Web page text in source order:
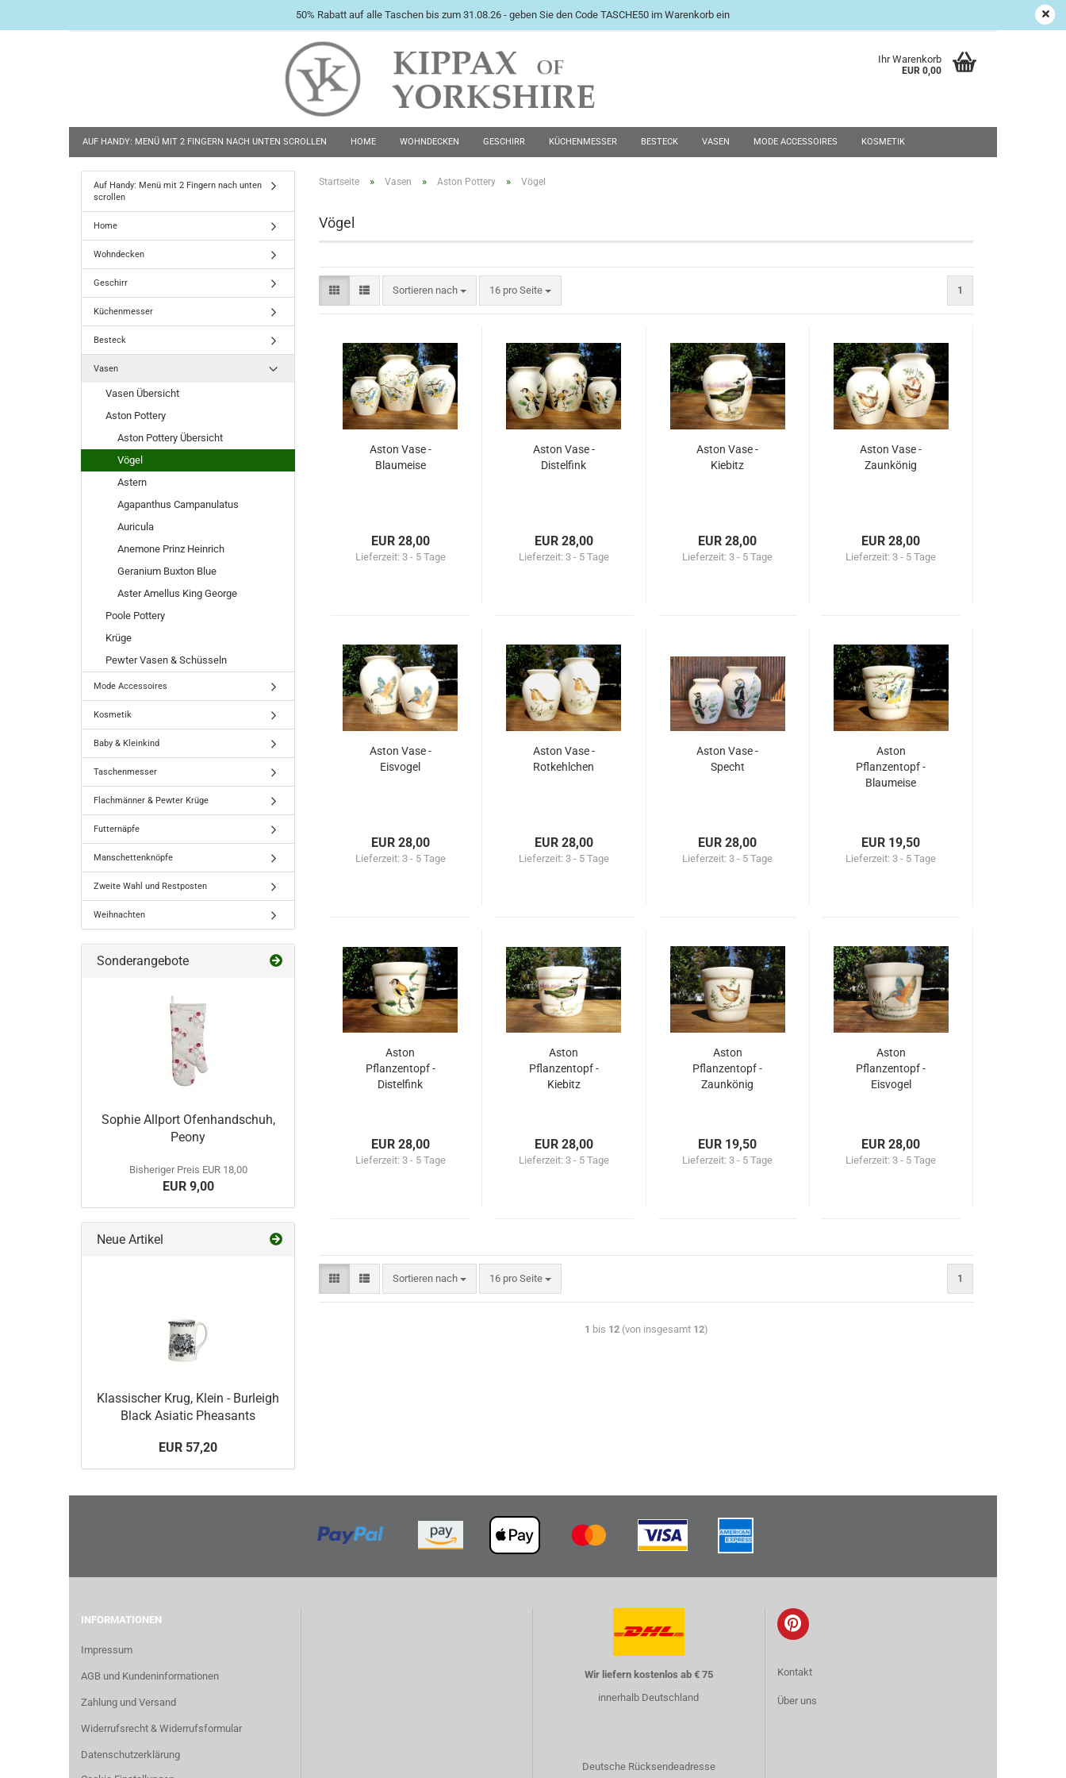
International English Language Shop
Konto erstellen
Ihr Warenkorb
EUR 0,00
50% Rabatt auf alle Taschen bis zum 31.08.26 - geben Sie den Code TASCHE50 im Warenkorb ein
AUF HANDY: MENÜ MIT 2 FINGERN NACH UNTEN SCROLLEN HOME WOHNDECKEN GESCHIRR KÜCHENMESSER BESTECK VASEN MODE ACCESSOIRES KOSMETIK
BABY & KLEINKIND TASCHENMESSER FLACHMÄNNER & PEWTER KRÜGE
Startseite » Vasen » Aston Pottery » Vögel
Vögel
Sortieren nach 16 pro Seite 1
Aston Vase -
Blaumeise
EUR 28,00
Lieferzeit: 3 - 5 Tage
Aston Vase -
Distelfink
EUR 28,00
Lieferzeit: 3 - 5 Tage
Aston Vase -
Kiebitz
EUR 28,00
Lieferzeit:3 - 5 Tage
Aston Vase -
Zaunkönig
EUR 28,00
Lieferzeit:3 - 5 Tage
Aston Vase -
Eisvogel
EUR 28,00
Lieferzeit: 3 - 5 Tage
Aston Vase -
Rotkehlchen
EUR 28,00
Lieferzeit: 3 - 5 Tage
Aston Vase -
Specht
EUR 28,00
Lieferzeit:3 - 5 Tage
Aston
Pflanzentopf -
Blaumeise
EUR 19,50
Lieferzeit:3 - 5 Tage
Aston
Pflanzentopf -
Distelfink
EUR 28,00
Lieferzeit: 3 - 5 Tage
Aston
Pflanzentopf -
Kiebitz
EUR 28,00
Lieferzeit: 3 - 5 Tage
Aston
Pflanzentopf -
Zaunkönig
EUR 19,50
Lieferzeit:3 - 5 Tage
Aston
Pflanzentopf -
Eisvogel
EUR 28,00
Lieferzeit:3 - 5 Tage
Sortieren nach 16 pro Seite 1
1 bis 12(von insgesamt 12)
Auf Handy: Menü mit 2 Fingern nach unten
scrollen
Home
Wohndecken
Geschirr
Küchenmesser
Besteck
Vasen
Vasen Übersicht
Aston Pottery
Aston Pottery Übersicht
Vögel
Astern
Agapanthus Campanulatus
Auricula
Anemone Prinz Heinrich
Geranium Buxton Blue
Aster Amellus King George
Poole Pottery
Krüge
Pewter Vasen & Schüsseln
Mode Accessoires
Kosmetik
Baby & Kleinkind
Taschenmesser
Flachmänner & Pewter Krüge
Futternäpfe
Manschettenknöpfe
Zweite Wahl und Restposten
Weihnachten
Sonderangebote
Sophie Allport Ofenhandschuh,
Peony
Bisheriger Preis EUR 18,00
EUR 9,00
Neue Artikel
Klassischer Krug, Klein - Burleigh
Black Asiatic Pheasants
EUR 57,20
INFORMATIONEN
Impressum
AGB und Kundeninformationen
Zahlung und Versand
Widerrufsrecht & Widerrufsformular
Datenschutzerklärung
Wir liefern kostenlos ab € 75
innerhalb Deutschland
Deutsche Rücksendeadresse
Kontakt
Über uns